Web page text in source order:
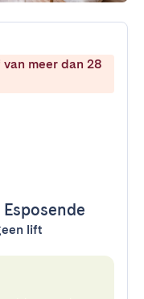
meer dan 28
Esposende
lift